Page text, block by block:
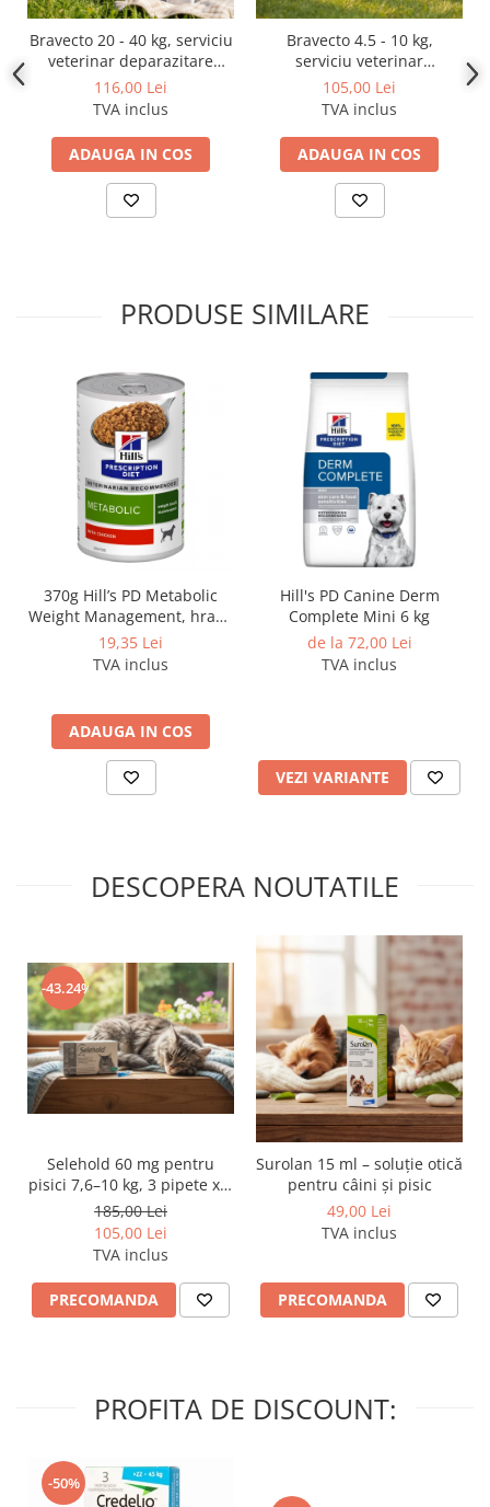
După tratamente medicamentoase
Stres, vaccinare, schimbarea hranei
Recuperare digestivă
🐶🐱 Mod de administrare
Se administrează oral, direct sau amestecat
Doza se stabilește în funcție de specie,
greutate și severitatea simptomelor
ℹ️ Informații suplimentare
Formă:pastă orală
Cantitate:15 ml
Destinat pentru:
câini și pisici
Categoria:probiotice / sănătate digestivă
Bravecto 20 - 40 kg, serviciu
veterinar deparazitare
externă pentru câini cu
greutatea între 20-40 kg
116,00 Lei
TVA inclus
ADAUGA IN COS
Bravecto 4.5 - 10 kg,
serviciu veterinar
deparazitare externă
pentru câini
105,00 Lei
TVA inclus
ADAUGA IN COS
PRODUSE SIMILARE
370g Hill’s PD Metabolic
Weight Management, hrană
umedă dietă veterinară
pentru caini cu probleme
19,35 Lei
TVA inclus
ADAUGA IN COS
Hill's PD Canine Derm
Complete Mini 6 kg
de la 72,00 Lei
TVA inclus
VEZI VARIANTE
DESCOPERA NOUTATILE
-43.24%
Selehold 60 mg pentru
pisici 7,6–10 kg, 3 pipete x 1
ml – soluție antiparazitară
spot-on
185,00 Lei
105,00 Lei
TVA inclus
PRECOMANDA
Surolan 15 ml – soluție otică
pentru câini și pisic
49,00 Lei
TVA inclus
PRECOMANDA
PROFITA DE DISCOUNT:
-50%